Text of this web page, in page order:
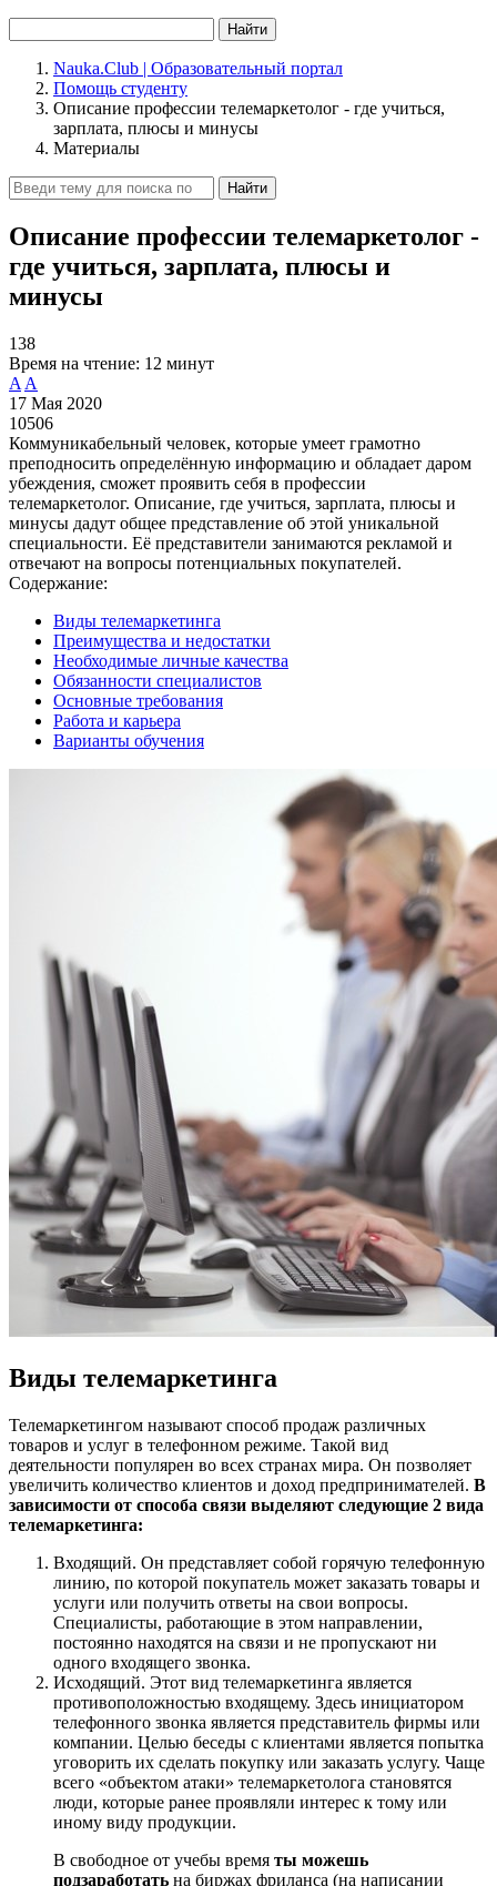
Найти
Nauka.Club | Образовательный портал
Помощь студенту
Описание профессии телемаркетолог - где учиться,
зарплата, плюсы и минусы
Материалы
Найти
Описание профессии телемаркетолог -
где учиться, зарплата, плюсы и
минусы
138
Время на чтение: 12 минут
A A
17 Мая 2020
10506
Коммуникабельный человек, которые умеет грамотно
преподносить определённую информацию и обладает даром
убеждения, сможет проявить себя в профессии
телемаркетолог. Описание, где учиться, зарплата, плюсы и
минусы дадут общее представление об этой уникальной
специальности. Её представители занимаются рекламой и
отвечают на вопросы потенциальных покупателей.
Содержание:
Виды телемаркетинга
Преимущества и недостатки
Необходимые личные качества
Обязанности специалистов
Основные требования
Работа и карьера
Варианты обучения
Виды телемаркетинга
Телемаркетингом называют способ продаж различных
товаров и услуг в телефонном режиме. Такой вид
деятельности популярен во всех странах мира. Он позволяет
увеличить количество клиентов и доход предпринимателей. В
зависимости от способа связи выделяют следующие 2 вида
телемаркетинга:
Входящий. Он представляет собой горячую телефонную
линию, по которой покупатель может заказать товары и
услуги или получить ответы на свои вопросы.
Специалисты, работающие в этом направлении,
постоянно находятся на связи и не пропускают ни
одного входящего звонка.
Исходящий. Этот вид телемаркетинга является
противоположностью входящему. Здесь инициатором
телефонного звонка является представитель фирмы или
компании. Целью беседы с клиентами является попытка
уговорить их сделать покупку или заказать услугу. Чаще
всего «объектом атаки» телемаркетолога становятся
люди, которые ранее проявляли интерес к тому или
иному виду продукции.
В свободное от учебы время ты можешь
подзаработать на биржах фриланса (на написании